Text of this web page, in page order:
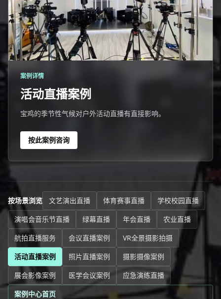
案例详情
活动直播案例
宝鸡的季节性气候对户外活动直播有直接影响。
按此案例咨询
按场景浏览 文艺演出直播 体育赛事直播
学校校园直播
演唱会音乐节直播
绿幕直播 年会直播
农业直播
航拍直播服务
会议直播案例
VR全景摄影拍摄
活动直播案例
照片直播案例
摄影摄像案例
展会影像案例
医学会议案例
应急演练直播
案例中心首页